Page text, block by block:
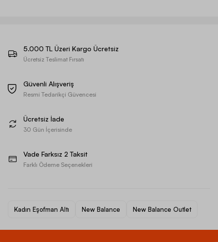
5.000 TL Üzeri Kargo Ücretsiz
Ücretsiz Teslimat Fırsatı
Güvenli Alışveriş
Resmi Tedarikçi Güvencesi
Ücretsiz İade
30 Gün İçerisinde
Vade Farksız 2 Taksit
Farklı Ödeme Seçenekleri
Kadın Eşofman Altı New Balance New Balance Outlet